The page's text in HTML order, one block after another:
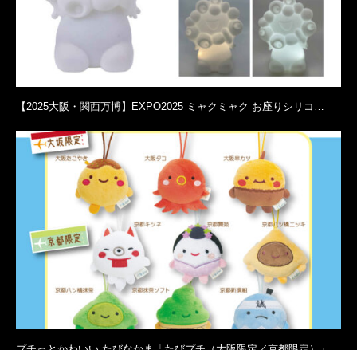
【2025大阪・関西万博】EXPO2025 ミャクミャク お座りシリコ…